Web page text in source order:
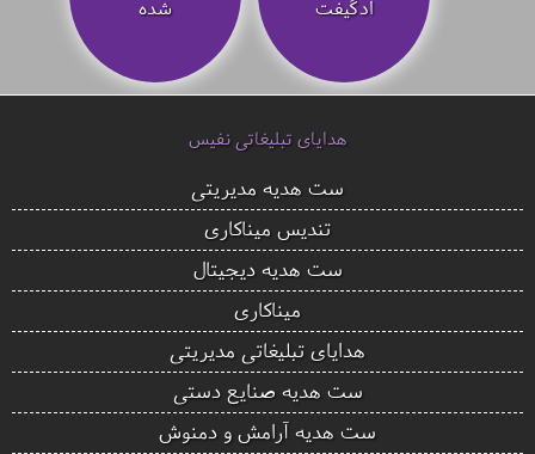
ادگیفت شده
هدایای تبلیغاتی نفیس
ست هدیه مدیریتی
تندیس میناکاری
ست هدیه دیجیتال
میناکاری
هدایای تبلیغاتی مدیریتی
ست هدیه صنایع دستی
ست هدیه آرامش و دمنوش